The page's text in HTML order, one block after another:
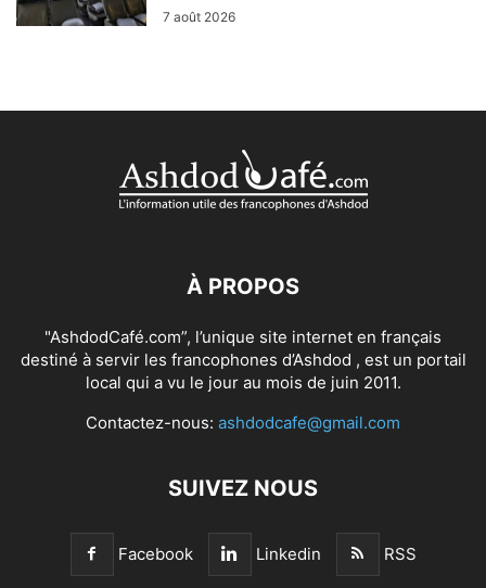
7 août 2026
À PROPOS
"AshdodCafé.com”, l’unique site internet en français
destiné à servir les francophones d’Ashdod , est un portail
local qui a vu le jour au mois de juin 2011.
Contactez-nous: ashdodcafe@gmail.com
SUIVEZ NOUS
Facebook Linkedin RSS